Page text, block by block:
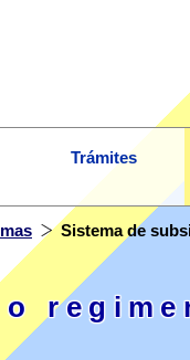
Trámites
Sistema de
o